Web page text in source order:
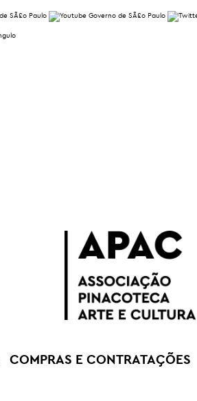
COMPRAS E CONTRATAÇÕES